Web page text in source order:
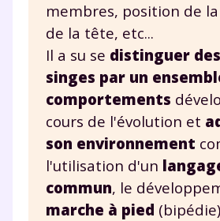
membres, position de
de la tête, etc...
Il a su se distinguer
singes par un
comportements
cours de l'évolution et
son environnement
l'utilisation d'un
commun, le
marche à pied